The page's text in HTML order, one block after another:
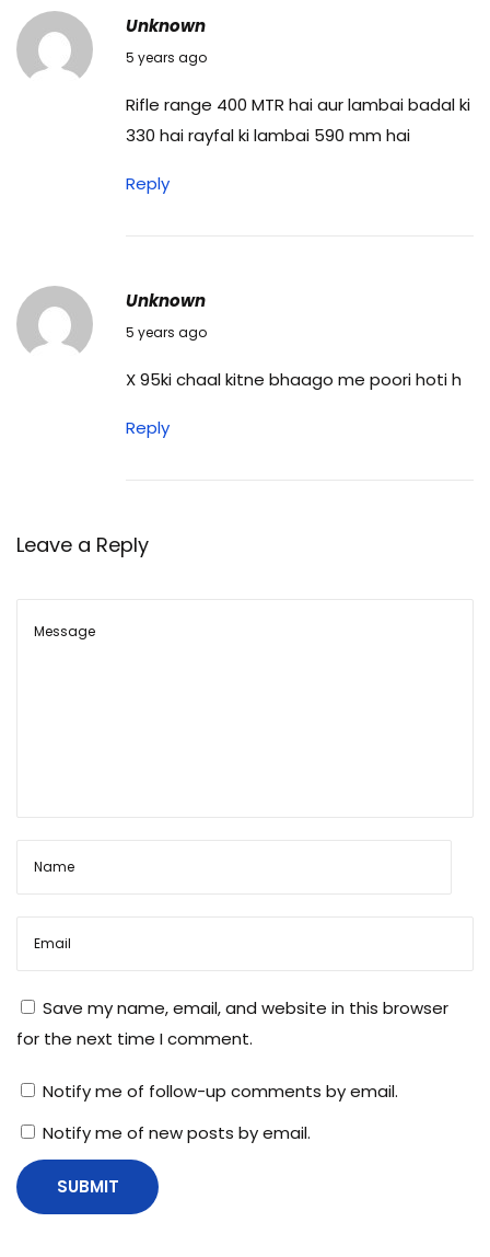
Unknown
5 years ago10/02/2021
Rifle range 400 MTR hai aur lambai badal ki
330 hai rayfal ki lambai 590 mm hai
Reply
Unknown
5 years ago28/03/2021
X 95ki chaal kitne bhaago me poori hoti h
Reply
Leave a Reply
Save my name, email, and website in this browser
for the next time I comment.
Notify me of follow-up comments by email.
Notify me of new posts by email.